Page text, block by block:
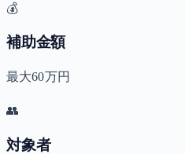
💰
補助金額
最大60万円
👥
対象者